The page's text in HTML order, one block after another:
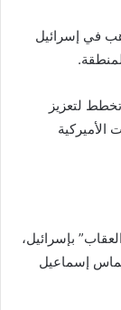
في إسرائيل
تخطط لتعزيز
الأميركية
بإسرائيل،
إسماعيل